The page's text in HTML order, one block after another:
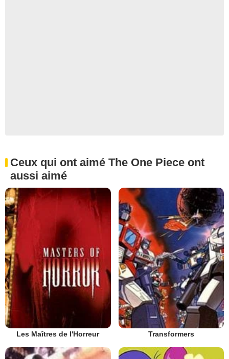
Ceux qui ont aimé The One Piece ont
aussi aimé
Les Maîtres de l'Horreur Transformers